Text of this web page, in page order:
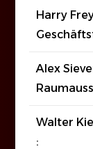
Harry
Alex
Walter
: